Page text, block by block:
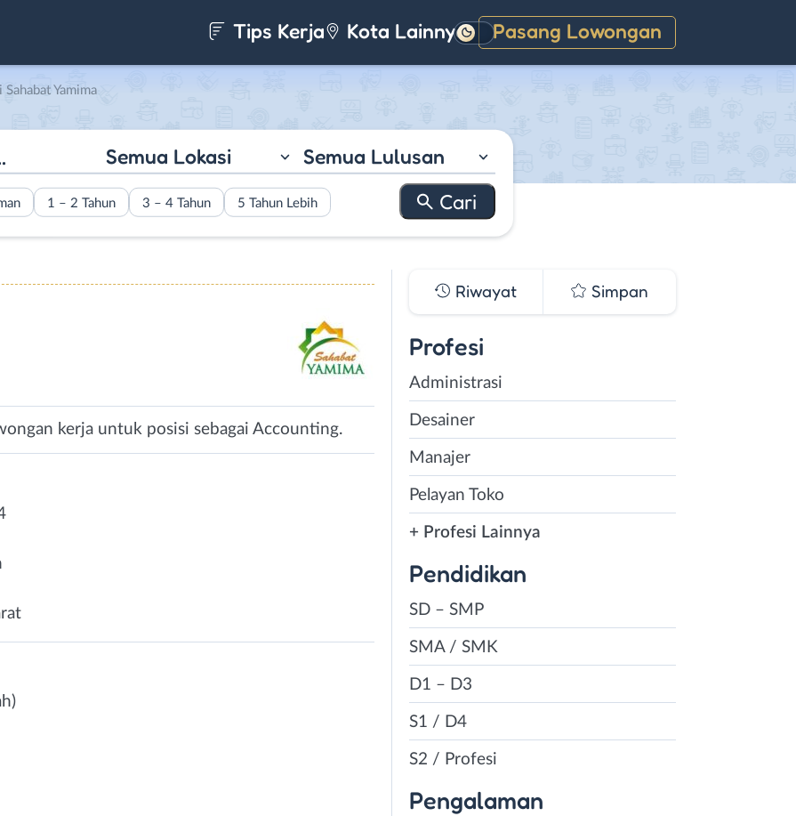
Tips Kerja Kota Lainnya Pasang Lowongan
Gelap
Yamima
Semua Lokasi Semua Lulusan
1 – 2 Tahun 3 – 4 Tahun 5 Tahun Lebih
kerja untuk posisi sebagai Accounting.
Riwayat Simpan
Profesi
Administrasi
Desainer
Manajer
Pelayan Toko
+ Profesi Lainnya
Pendidikan
SD – SMP
SMA / SMK
D1 – D3
S1 / D4
S2 / Profesi
Pengalaman